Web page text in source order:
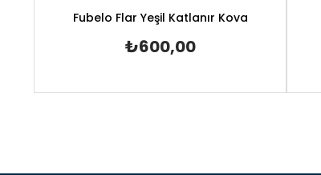
Fubelo Flar Yeşil Katlanır Kova
₺600,00